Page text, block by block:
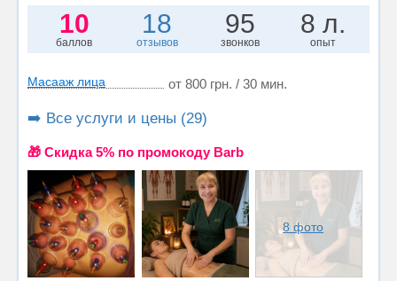
10
баллов
18
отзывов
95
звонков
8 л.
опыт
Масааж лица от 800 грн. / 30 мин.
➡️ Все услуги и цены (29)
🎁 Cкидка 5% по промокоду Barb
8 фото